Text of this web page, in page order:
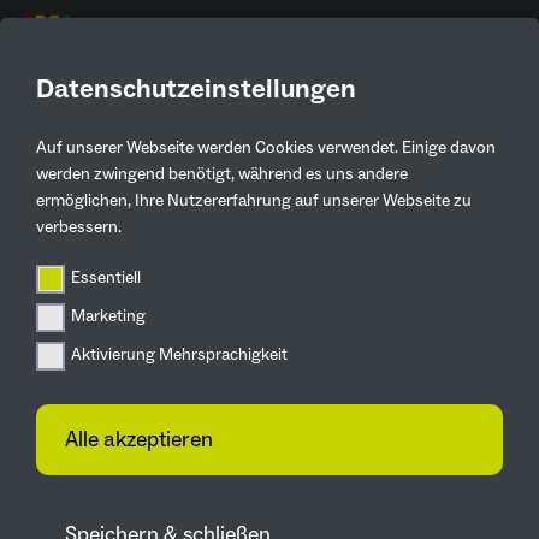
Datenschutzeinstellungen
Auf unserer Webseite werden Cookies verwendet. Einige davon
werden zwingend benötigt, während es uns andere
ermöglichen, Ihre Nutzererfahrung auf unserer Webseite zu
verbessern.
Essentiell
Marketing
Aktivierung Mehrsprachigkeit
Alle akzeptieren
Kontaktinformationen
Björn Wollersheim
0234307091120
b.wollersheim@ssp.ag
Lise-Meitner-Allee 30
Zur Webseite